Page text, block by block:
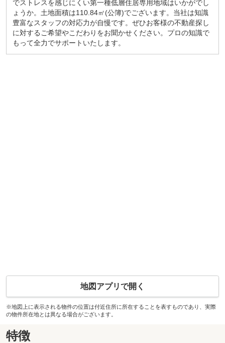
でストレスを感じにくい第一種低層住居専用地域はいかがでし
ょうか。土地面積は110.84㎡(公簿)でございます。当社は知識
豊富なスタッフの対応力が自慢です。ぜひお客様の不動産探し
に対するご希望やこだわりをお聞かせください。プロの知識で
もって全力でサポートいたします。
地図アプリで開く
※地図上に表示される物件の位置は付近住所に所在することを表すものであり、実際
の物件所在地とは異なる場合がございます。
特徴